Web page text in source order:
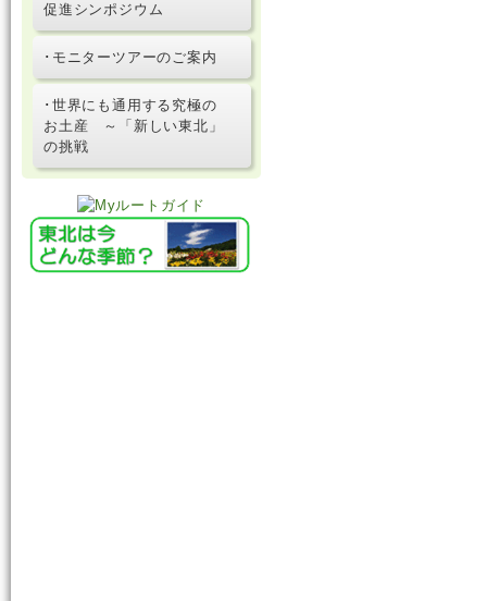
促進シンポジウム
･モニターツアーのご案内
･世界にも通用する究極の
お土産 ～「新しい東北」
の挑戦